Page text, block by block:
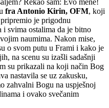
fra Antonio Kirin, OFM, koji
je prigodnu
i svima ostalima da je bitno
naumima. Nakon mise,
o svom putu u Frami i kako je
na scenu su izašli sadašnji
su prikazali na koji način Bog
nastavila se uz zakusku,
zahvalni Bogu na uspješnoj
i ovako svečanim